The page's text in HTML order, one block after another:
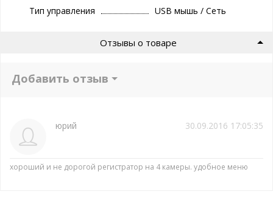
Тип управления
USB мышь / Сеть
Отзывы о товаре
Добавить отзыв
30.09.2016 17:05:35
юрий
хороший и не дорогой регистратор на 4 камеры. удобное меню